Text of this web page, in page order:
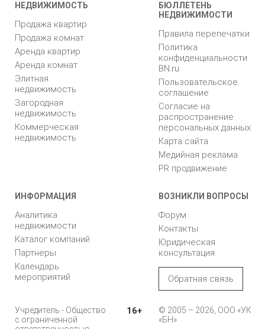
НЕДВИЖИМОСТЬ
Продажа квартир
Продажа комнат
Аренда квартир
Аренда комнат
Элитная
недвижимость
Загородная
недвижимость
Коммерческая
недвижимость
БЮЛЛЕТЕНЬ
НЕДВИЖИМОСТИ
Правила перепечатки
Политика
конфиденциальности
BN.ru
Пользовательское
соглашение
Согласие на
распространение
персональных данных
Карта сайта
Медийная реклама
PR продвижение
ИНФОРМАЦИЯ
Аналитика
недвижимости
Каталог компаний
Партнеры
Календарь
мероприятий
ВОЗНИКЛИ ВОПРОСЫ
Форум
Контакты
Юридическая
консультация
Обратная связь
Учредитель - Общество
с ограниченной
16+
© 2005 – 2026, ООО «УК
«БН»